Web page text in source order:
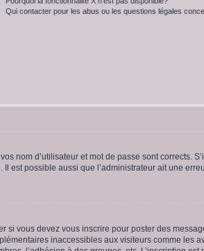
Qui contacter pour les abus ou les questions légales
nom d’utilisateur et mot de passe sont corrects.
est possible aussi que l’administrateur ait une
si vous devez vous inscrire pour poster des
inaccessibles aux visiteurs comme les